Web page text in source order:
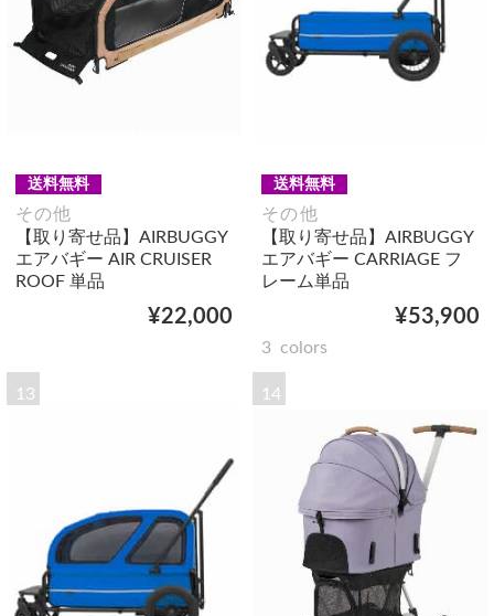
送料無料
その他
【取り寄せ品】AIRBUGGY
エアバギー AIR CRUISER
ROOF 単品
¥22,000
送料無料
その他
【取り寄せ品】AIRBUGGY
エアバギー CARRIAGE フ
レーム単品
¥53,900
3 colors
13 14